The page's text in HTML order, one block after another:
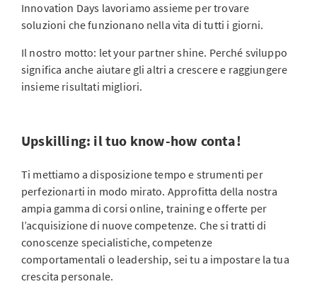
Innovation Days lavoriamo assieme per trovare
soluzioni che funzionano nella vita di tutti i giorni.
Il nostro motto: let your partner shine. Perché sviluppo
significa anche aiutare gli altri a crescere e raggiungere
insieme risultati migliori.
Upskilling: il tuo know-how conta!
Ti mettiamo a disposizione tempo e strumenti per
perfezionarti in modo mirato. Approfitta della nostra
ampia gamma di corsi online, training e offerte per
l’acquisizione di nuove competenze. Che si tratti di
conoscenze specialistiche, competenze
comportamentali o leadership, sei tu a impostare la tua
crescita personale.